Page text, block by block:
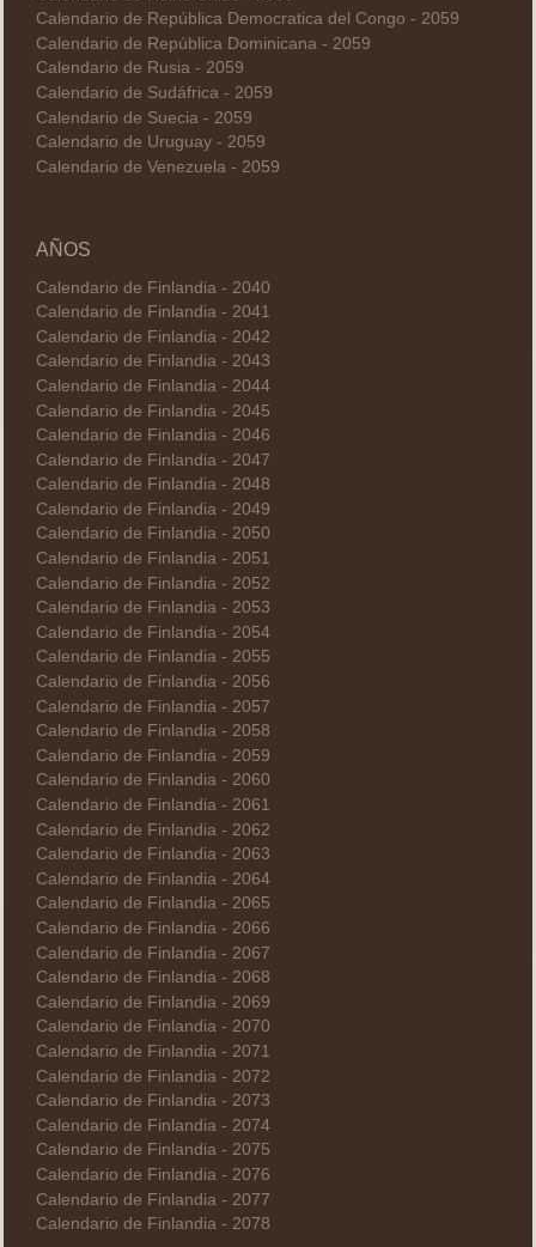
Calendario de República Democratica del Congo - 2059
Calendario de República Dominicana - 2059
Calendario de Rusia - 2059
Calendario de Sudáfrica - 2059
Calendario de Suecia - 2059
Calendario de Uruguay - 2059
Calendario de Venezuela - 2059
AÑOS
Calendario de Finlandia - 2040
Calendario de Finlandia - 2041
Calendario de Finlandia - 2042
Calendario de Finlandia - 2043
Calendario de Finlandia - 2044
Calendario de Finlandia - 2045
Calendario de Finlandia - 2046
Calendario de Finlandia - 2047
Calendario de Finlandia - 2048
Calendario de Finlandia - 2049
Calendario de Finlandia - 2050
Calendario de Finlandia - 2051
Calendario de Finlandia - 2052
Calendario de Finlandia - 2053
Calendario de Finlandia - 2054
Calendario de Finlandia - 2055
Calendario de Finlandia - 2056
Calendario de Finlandia - 2057
Calendario de Finlandia - 2058
Calendario de Finlandia - 2059
Calendario de Finlandia - 2060
Calendario de Finlandia - 2061
Calendario de Finlandia - 2062
Calendario de Finlandia - 2063
Calendario de Finlandia - 2064
Calendario de Finlandia - 2065
Calendario de Finlandia - 2066
Calendario de Finlandia - 2067
Calendario de Finlandia - 2068
Calendario de Finlandia - 2069
Calendario de Finlandia - 2070
Calendario de Finlandia - 2071
Calendario de Finlandia - 2072
Calendario de Finlandia - 2073
Calendario de Finlandia - 2074
Calendario de Finlandia - 2075
Calendario de Finlandia - 2076
Calendario de Finlandia - 2077
Calendario de Finlandia - 2078